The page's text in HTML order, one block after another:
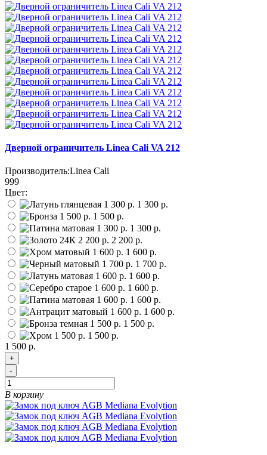
Дверной ограничитель Linea Cali VA 212
Производитель:Linea Cali
999
Цвет:
1 300 р.
1 500 р.
1 300 р.
2 200 р.
1 600 р.
1 700 р.
1 600 р.
1 600 р.
1 600 р.
1 600 р.
1 500 р.
1 500 р.
1 500 р.
+
-
В корзину